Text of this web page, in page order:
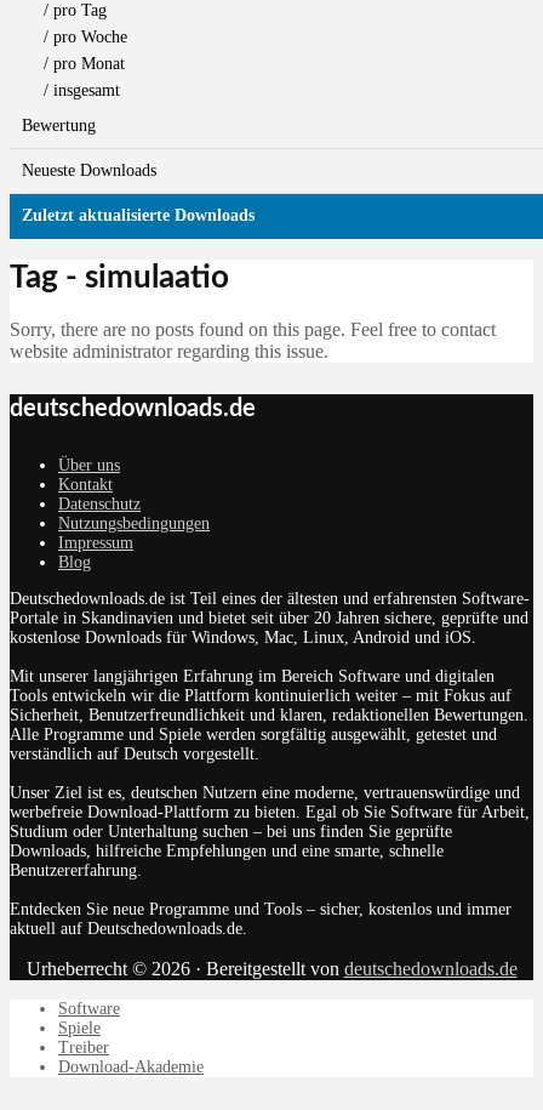
/ pro Tag
/ pro Woche
/ pro Monat
/ insgesamt
Bewertung
Neueste Downloads
Zuletzt aktualisierte Downloads
Tag - simulaatio
Sorry, there are no posts found on this page. Feel free to contact
website administrator regarding this issue.
deutschedownloads.de
Über uns
Kontakt
Datenschutz
Nutzungsbedingungen
Impressum
Blog
Deutschedownloads.de ist Teil eines der ältesten und erfahrensten Software-
Portale in Skandinavien und bietet seit über 20 Jahren sichere, geprüfte und
kostenlose Downloads für Windows, Mac, Linux, Android und iOS.
Mit unserer langjährigen Erfahrung im Bereich Software und digitalen
Tools entwickeln wir die Plattform kontinuierlich weiter – mit Fokus auf
Sicherheit, Benutzerfreundlichkeit und klaren, redaktionellen Bewertungen.
Alle Programme und Spiele werden sorgfältig ausgewählt, getestet und
verständlich auf Deutsch vorgestellt.
Unser Ziel ist es, deutschen Nutzern eine moderne, vertrauenswürdige und
werbefreie Download-Plattform zu bieten. Egal ob Sie Software für Arbeit,
Studium oder Unterhaltung suchen – bei uns finden Sie geprüfte
Downloads, hilfreiche Empfehlungen und eine smarte, schnelle
Benutzererfahrung.
Entdecken Sie neue Programme und Tools – sicher, kostenlos und immer
aktuell auf Deutschedownloads.de.
Urheberrecht © 2026 · Bereitgestellt von deutschedownloads.de
Software
Spiele
Treiber
Download-Akademie